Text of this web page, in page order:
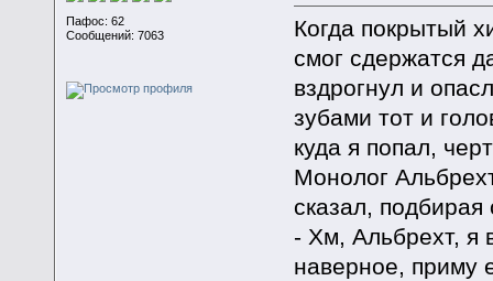
Пафос: 62
Сообщений: 7063
Когда покрытый
смог сдержатся
вздрогнул и
зубами тот и
куда я попал,
Монолог
сказал, подбирая
- Хм, Альбрехт, я
наверное, приму